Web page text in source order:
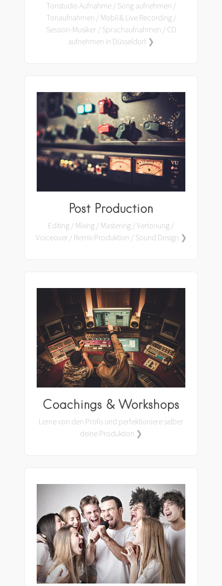
Tonstudio Aufnahme / Song aufnehmen /
Tonaufnahmen / Mobil & Live Recording /
Session-Musiker / Sprachaufnahmen / CD
aufnehmen in Düsseldorf ❯
Post Production
Editing / Mixing / Mastering / Vertonung /
Voiceover / Remix Produktion / Sound Design ❯
Coachings & Workshops
Lerne von den Profis und perfektioniere selber
deine Produktion ❯